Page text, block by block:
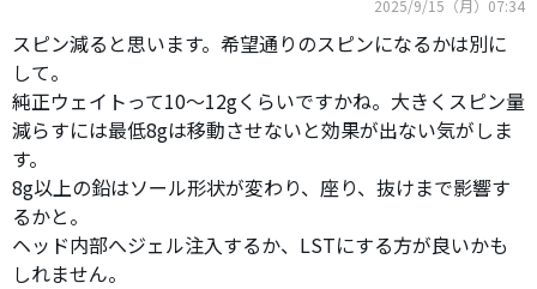
2025/9/15（月）07:34
スピン減ると思います。希望通りのスピンになるかは別に
して。
純正ウェイトって10〜12gくらいですかね。大きくスピン量
減らすには最低8gは移動させないと効果が出ない気がしま
す。
8g以上の鉛はソール形状が変わり、座り、抜けまで影響す
るかと。
ヘッド内部へジェル注入するか、LSTにする方が良いかも
しれません。